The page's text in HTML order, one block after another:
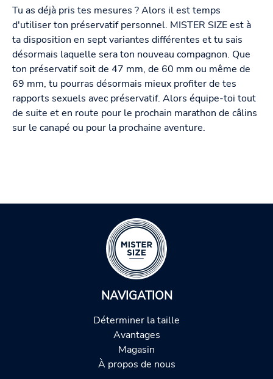
Tu as déjà pris tes mesures ? Alors il est temps
d'utiliser ton préservatif personnel. MISTER SIZE est à
ta disposition en sept variantes différentes et tu sais
désormais laquelle sera ton nouveau compagnon. Que
ton préservatif soit de 47 mm, de 60 mm ou même de
69 mm, tu pourras désormais mieux profiter de tes
rapports sexuels avec préservatif. Alors équipe-toi tout
de suite et en route pour le prochain marathon de câlins
sur le canapé ou pour la prochaine aventure.
NAVIGATION
Déterminer la taille
Avantages
Magasin
À propos de nous